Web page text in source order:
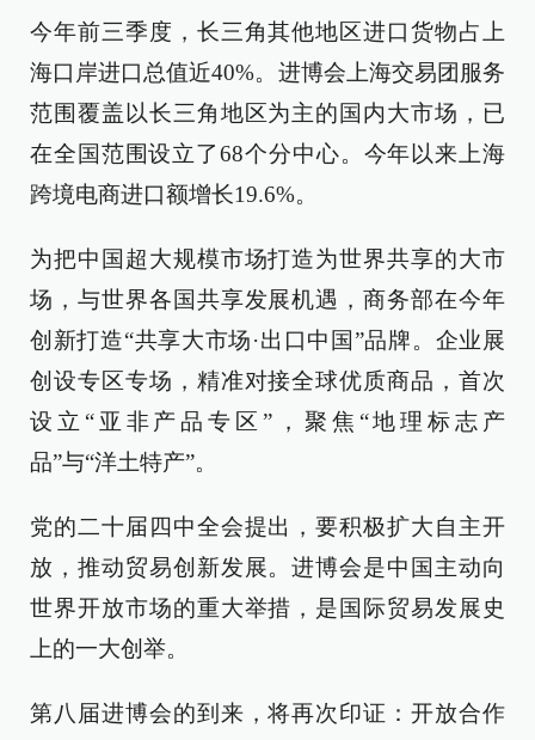
今年前三季度，长三角其他地区进口货物占上
海口岸进口总值近40%。进博会上海交易团服务
范围覆盖以长三角地区为主的国内大市场，已
在全国范围设立了68个分中心。今年以来上海
跨境电商进口额增长19.6%。
为把中国超大规模市场打造为世界共享的大市
场，与世界各国共享发展机遇，商务部在今年
创新打造“共享大市场·出口中国”品牌。企业展
创设专区专场，精准对接全球优质商品，首次
设立“亚非产品专区”，聚焦“地理标志产
品”与“洋土特产”。
党的二十届四中全会提出，要积极扩大自主开
放，推动贸易创新发展。进博会是中国主动向
世界开放市场的重大举措，是国际贸易发展史
上的一大创举。
第八届进博会的到来，将再次印证：开放合作